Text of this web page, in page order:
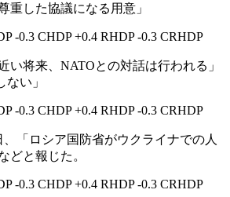
重した協議になる用意」
-0.3 CHDP +0.4 RHDP -0.3 CRHDP
い将来、NATOとの対話は行われる」
ない」
-0.3 CHDP +0.4 RHDP -0.3 CRHDP
、「ロシア国防省がウクライナでの人
どと報じた。
-0.3 CHDP +0.4 RHDP -0.3 CRHDP